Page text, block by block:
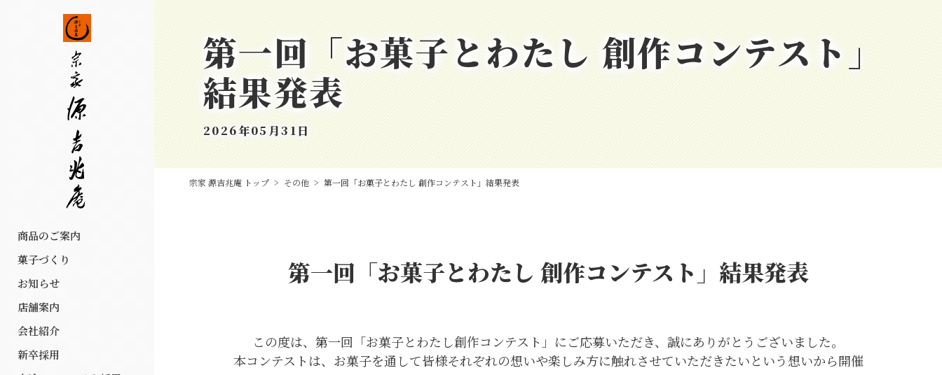
商品のご案内
菓子づくり
お知らせ
店舗案内
会社紹介
新卒採用
第一回「お菓子とわたし 創作コンテスト」
結果発表
2026年05月31日
宗家 源吉兆庵 トップ > その他 > 第一回「お菓子とわたし 創作コンテスト」結果発表
第一回「お菓子とわたし 創作コンテスト」結果発表
この度は、第一回「お菓子とわたし創作コンテスト」にご応募いただき、誠にありがとうございました。
本コンテストは、お菓子を通して皆様それぞれの想いや楽しみ方に触れさせていただきたいという想いから開催